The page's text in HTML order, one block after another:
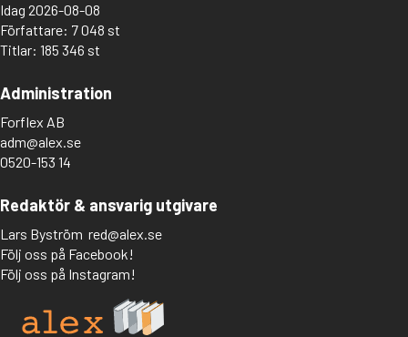
Idag 2026-08-08
Författare: 7 048 st
Titlar: 185 346 st
Administration
Forflex AB
adm@alex.se
0520-153 14
Redaktör & ansvarig utgivare
Lars Byström red@alex.se
Följ oss på Facebook!
Följ oss på Instagram!